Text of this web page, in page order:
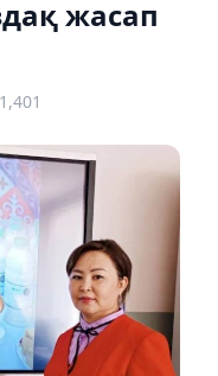
жасап
1,401